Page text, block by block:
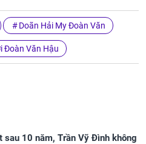
Doãn Hải My Đoàn Văn
Đoàn Văn Hậu
sau 10 năm, Trần Vỹ Đình không